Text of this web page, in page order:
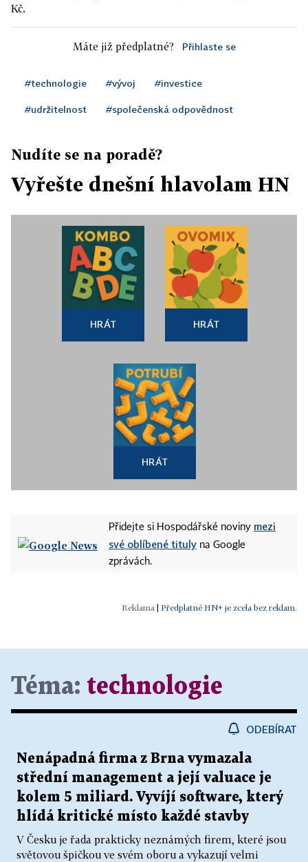
Kč.
Máte již předplatné? Přihlaste se
#technologie #vývoj #investice
#udržitelnost #společenská odpovědnost
Nudíte se na poradě?
Vyřešte dnešní hlavolam HN
HRÁT HRÁT
HRÁT
Přidejte si Hospodářské noviny mezi
své oblíbené tituly na Google
zprávách.
Předplatné HN+ je zcela bez reklam.
Téma: technologie
ODEBÍRAT
Nenápadná firma z Brna vymazala
střední management a její valuace je
kolem 5 miliard. Vyvíjí software, který
hlídá kritické místo každé stavby
V Česku je řada prakticky neznámých firem, které jsou
světovou špičkou ve svém oboru a vykazují velmi